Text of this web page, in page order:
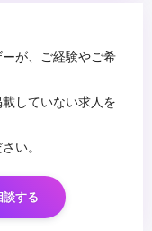
が、ご経験やご希
していない求人を
い。
談する